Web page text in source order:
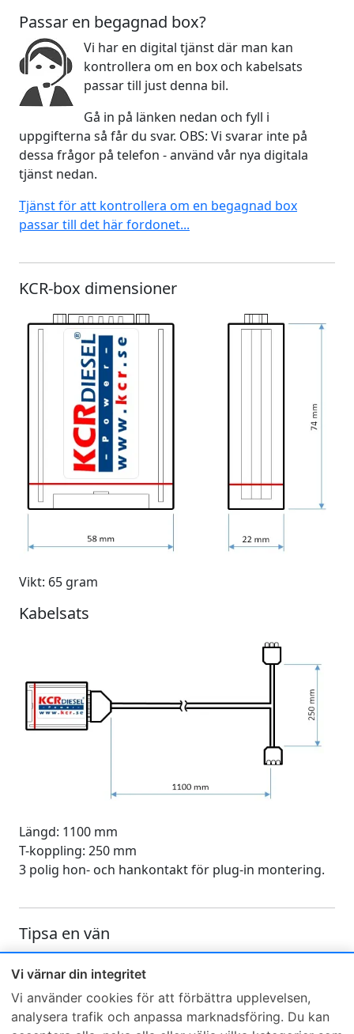
Vi värnar din integritet
Vi använder cookies för att förbättra upplevelsen,
analysera trafik och anpassa marknadsföring. Du kan
Passar en begagnad box?
Vi har en digital tjänst där man kan
kontrollera om en box och kabelsats
passar till just denna bil.
Gå in på länken nedan och fyll i
uppgifterna så får du svar. OBS: Vi svarar inte på
dessa frågor på telefon - använd vår nya digitala
tjänst nedan.
Tjänst för att kontrollera om en begagnad box
passar till det här fordonet...
KCR-box dimensioner
Vikt: 65 gram
Kabelsats
Längd: 1100 mm
T-koppling: 250 mm
3 polig hon- och hankontakt för plug-in montering.
Tipsa en vän
Skicka ett e-mail och tipsa en vän om denna produkt